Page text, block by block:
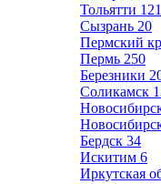
Тольятти 121
Сызрань 20
Пермский
Пермь 250
Березники
Соликамск
Бердск 34
Искитим 6
Иркутская